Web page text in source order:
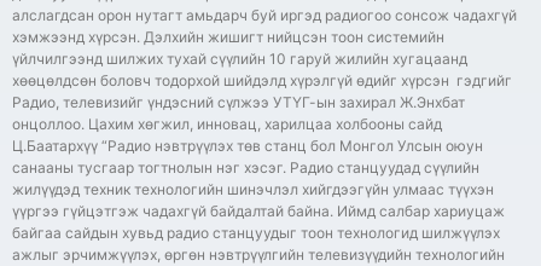
алслагдсан орон нутагт амьдарч буй иргэд радиогоо сонсож чадахгүй
хэмжээнд хүрсэн. Дэлхийн жишигт нийцсэн тоон системийн
үйлчилгээнд шилжих тухай сүүлийн 10 гаруй жилийн хугацаанд
хөөцөлдсөн боловч тодорхой шийдэлд хүрэлгүй өдийг хүрсэн гэдгийг
Радио, телевизийг үндэсний сүлжээ УТҮГ-ын захирал Ж.Энхбат
онцоллоо. Цахим хөгжил, инновац, харилцаа холбооны сайд
Ц.Баатархүү “Радио нэвтрүүлэх төв станц бол Монгол Улсын оюун
санааны тусгаар тогтнолын нэг хэсэг. Радио станцуудад сүүлийн
жилүүдэд техник технологийн шинэчлэл хийгдээгүйн улмаас түүхэн
үүргээ гүйцэтгэж чадахгүй байдалтай байна. Иймд салбар хариуцаж
байгаа сайдын хувьд радио станцуудыг тоон технологид шилжүүлэх
ажлыг эрчимжүүлэх, өргөн нэвтрүүлгийн телевизүүдийн технологийн